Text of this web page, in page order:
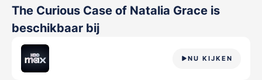
The Curious Case of Natalia Grace is
beschikbaar bij
NU KIJKEN